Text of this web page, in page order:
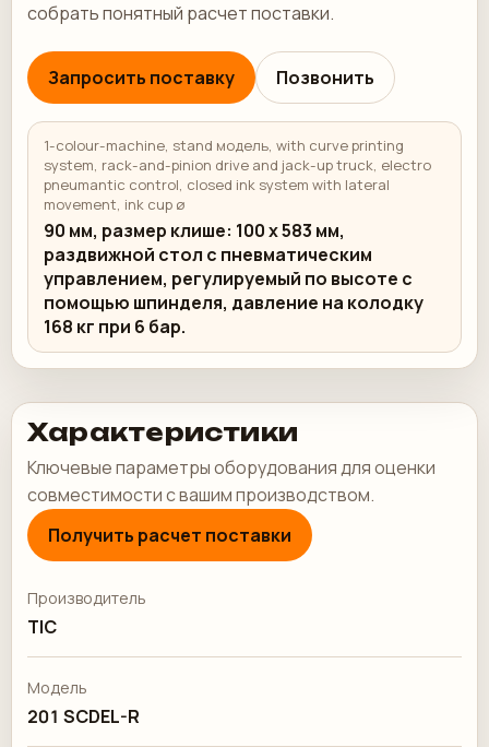
собрать понятный расчет поставки.
Запросить поставку Позвонить
1-colour-machine, stand модель, with curve printing
system, rack-and-pinion drive and jack-up truck, electro
pneumantic control, closed ink system with lateral
movement, ink cup ø
90 мм, размер клише: 100 x 583 мм,
раздвижной стол с пневматическим
управлением, регулируемый по высоте с
помощью шпинделя, давление на колодку
168 кг при 6 бар.
Характеристики
Ключевые параметры оборудования для оценки
совместимости с вашим производством.
Получить расчет поставки
Производитель
TIC
Модель
201 SCDEL-R